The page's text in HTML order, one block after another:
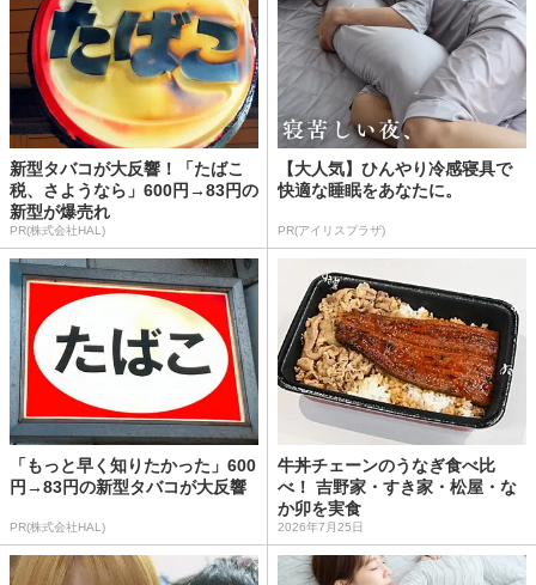
新型タバコが大反響！「たばこ
税、さようなら」600円→83円の
新型が爆売れ
PR(株式会社HAL)
【大人気】ひんやり冷感寝具で
快適な睡眠をあなたに。
PR(アイリスプラザ)
「もっと早く知りたかった」600
円→83円の新型タバコが大反響
PR(株式会社HAL)
牛丼チェーンのうなぎ食べ比
べ！ 吉野家・すき家・松屋・な
か卯を実食
2026年7月25日